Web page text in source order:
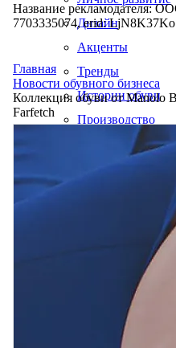
Дизайн
Акценты
Тренды
Истории обуви
Производство
Название рекламодателя:
7703335074, erid: LjN8K37Ko
Главная
Новости обувного бизнеса
Коллекция обуви от Manolo
Farfetch